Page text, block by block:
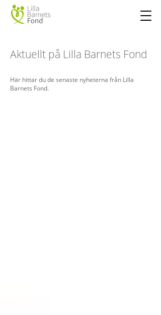
Aktuellt på Lilla Barnets Fond
Här hittar du de senaste nyheterna från Lilla
Barnets Fond.